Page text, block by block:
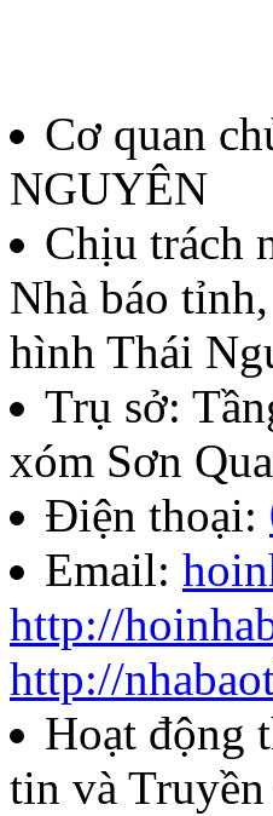
thưởng Báo
thứ II - năm
Lượt
07/QĐ-BTC
Quyết định
báo chí
năm 2026
Lượt
85/QĐ-HNB
Quyết định
năm 2026
Cơ quan
NGUYÊN
Chịu trách
Nhà báo
hình Thái
Trụ sở:
xóm Sơn
Điện thoại:
Email:
http://
http://
Hoạt động
tin và